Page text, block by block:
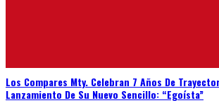
Los Compares Mty. Celebran 7 Años De
Lanzamiento De Su Nuevo Sencillo: “Egoísta”